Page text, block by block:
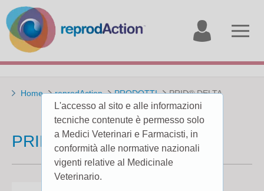
account
Home reprodAction PRODOTTI PRID® DELTA
PRID® DELTA
L'accesso al sito e alle informazioni
tecniche contenute è permesso solo
a Medici Veterinari e Farmacisti, in
conformità alle normative nazionali
vigenti relative al Medicinale
Veterinario.